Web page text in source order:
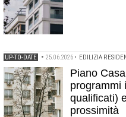
UP-TO-DATE • 25.06.2026 • EDILIZIA
Piano
programmi
qualificati)
prossimità